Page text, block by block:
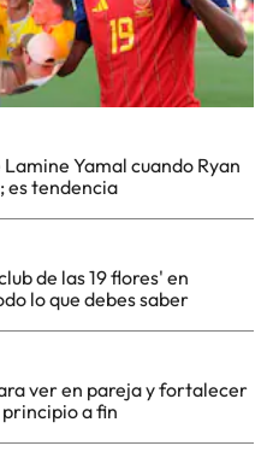
Yamal cuando Ryan
es tendencia
de las 19 flores' en
lo que debes saber
ver en pareja y fortalecer
a fin